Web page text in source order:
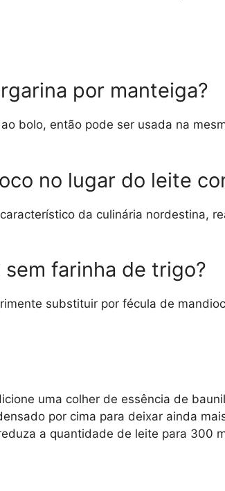
por manteiga?
bolo, então pode ser usada na
no lugar do leite
da culinária nordestina,
farinha de trigo?
substituir por fécula de
uma colher de essência de
por cima para deixar ainda
a quantidade de leite para 300